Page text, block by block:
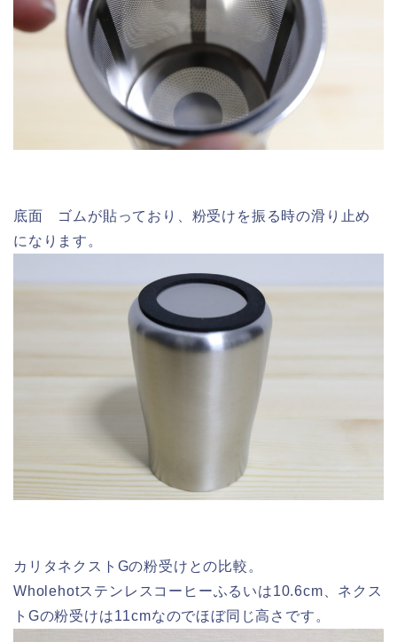
底面 ゴムが貼っており、粉受けを振る時の滑り止め
になります。
カリタネクストGの粉受けとの比較。
Wholehotステンレスコーヒーふるいは10.6cm、ネクス
トGの粉受けは11cmなのでほぼ同じ高さです。